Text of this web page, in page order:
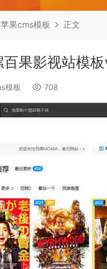
苹果cms模板 正文
果影视站模
模板 708